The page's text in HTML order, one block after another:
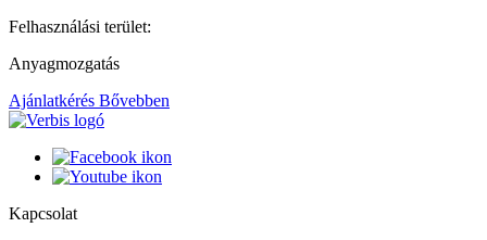
Felhasználási terület:
Anyagmozgatás
Ajánlatkérés Bővebben
Kapcsolat